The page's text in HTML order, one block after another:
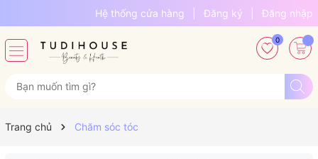
Hệ thống cửa hàng Đăng ký Đăng nhập
0
Trang chủ Chăm sóc tóc